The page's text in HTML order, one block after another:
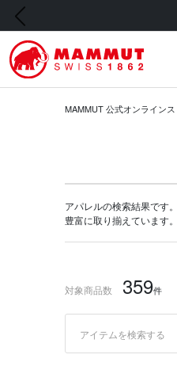
前の画像
MAMMUT 公式オンラインス
アパレルの検索結果です
豊富に取り揃えています。
対象商品数 359件